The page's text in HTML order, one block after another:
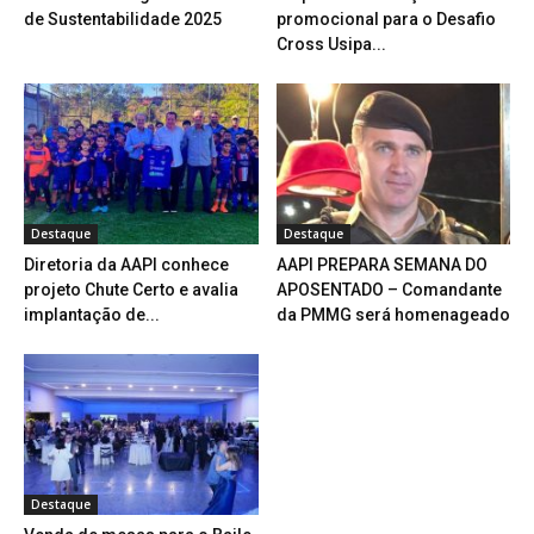
de Sustentabilidade 2025
promocional para o Desafio
Cross Usipa...
Destaque
Diretoria da AAPI conhece
projeto Chute Certo e avalia
implantação de...
Destaque
AAPI PREPARA SEMANA DO
APOSENTADO – Comandante
da PMMG será homenageado
Destaque